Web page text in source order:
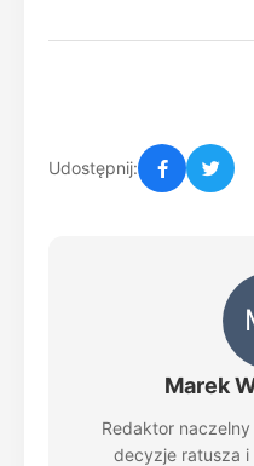
Udostępnij:
Marek
Redaktor
decyzje ratusza i